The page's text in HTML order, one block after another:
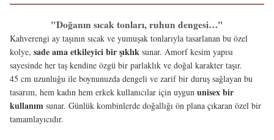
"Doğanın sıcak tonları, ruhun dengesi…"
Kahverengi ay taşının sıcak ve yumuşak tonlarıyla tasarlanan bu özel
kolye, sade ama etkileyici bir şıklık sunar. Amorf kesim yapısı
sayesinde her taş kendine özgü bir parlaklık ve doğal karakter taşır.
45 cm uzunluğu ile boynunuzda dengeli ve zarif bir duruş sağlayan bu
tasarım, hem kadın hem erkek kullanıcılar için uygun unisex bir
kullanım sunar. Günlük kombinlerde doğallığı ön plana çıkaran özel bir
tamamlayıcıdır.